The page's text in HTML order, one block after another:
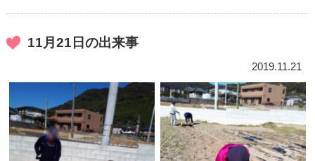
11月21日の出来事
2019.11.21